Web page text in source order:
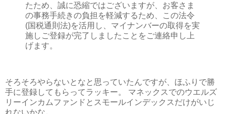
たため、誠に恐縮ではございますが、お客さま
の事務手続きの負担を軽減するため、この法令
(国税通則法)を活用し、マイナンバーの取得を実
施しご登録が完了しましたことをご連絡申し上
げます。
そろそろやらないとなと思っていたんですが、ほふりで勝
手に登録してもらってラッキー。 マネックスでのウエルズ
リーインカムファンドとスモールインデックスだけがいじ
れないかな。